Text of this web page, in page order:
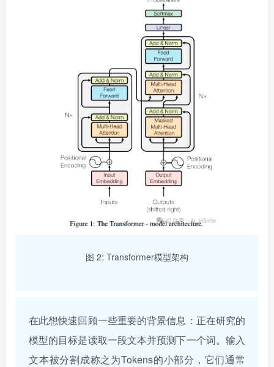
图 2: Transformer模型架构
在此想快速回顾一些重要的背景信息：正在研究的
模型的目标是读取一段文本并预测下一个词。输入
文本被分割成称之为Tokens的小部分，它们通常